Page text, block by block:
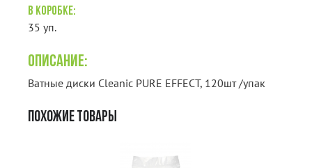
В коробке:
35 уп.
Описание:
Ватные диски Cleanic PURE EFFECT, 120шт /упак
ПОХОЖИЕ ТОВАРЫ